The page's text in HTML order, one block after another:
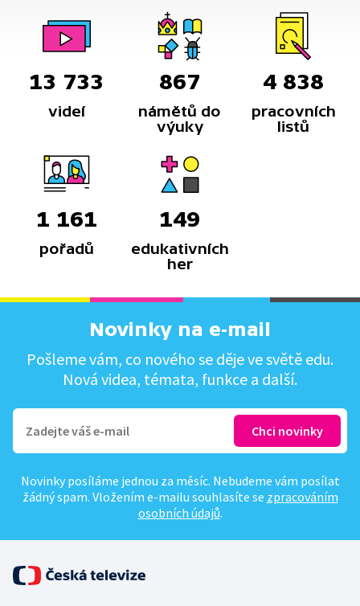
13 733
videí
867
námětů do
výuky
4 838
pracovních
listů
1 161
pořadů
149
edukativních
her
Novinky na e-mail
Pošleme vám, co nového se děje ve světě edu.
Nová videa, témata, funkce a další.
Novinky posíláme jednou za měsíc. Nebudeme vám posílat
žádný spam. Vložením e-mailu souhlasíte se zpracováním
osobních údajů.